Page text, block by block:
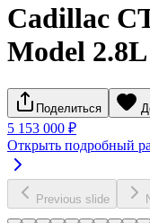
Cadillac
Model
Поделиться
5 153 000 ₽
Открыть подробный
Previous slide